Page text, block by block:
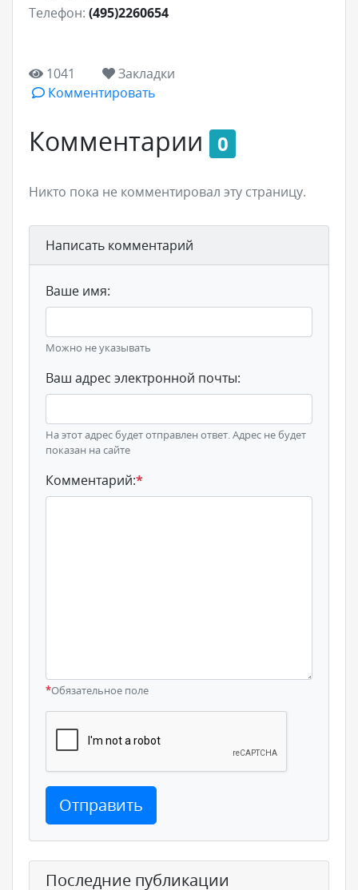
Телефон: (495)2260654
1041
Закладки
Комментировать
Комментарии 0
Никто пока не комментировал эту страницу.
Написать комментарий
Ваше имя:
Можно не указывать
Ваш адрес электронной почты:
На этот адрес будет отправлен ответ. Адрес не будет
показан на сайте
Комментарий:*
*Обязательное поле
Отправить
Последние публикации